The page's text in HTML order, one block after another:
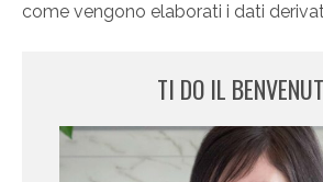
come vengono elaborati i dati
TI DO IL